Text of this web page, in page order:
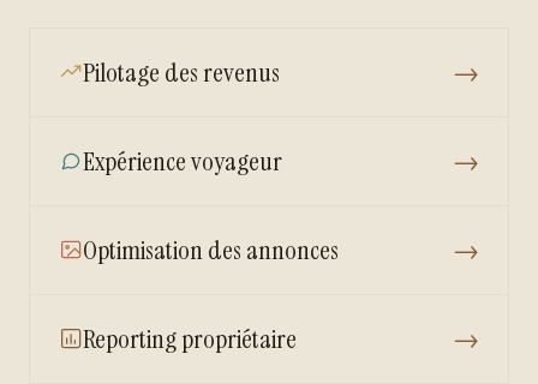
Pilotage des revenus →
Expérience voyageur →
Optimisation des annonces →
Reporting propriétaire →